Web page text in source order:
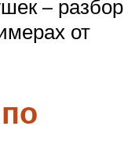
– разбор
от